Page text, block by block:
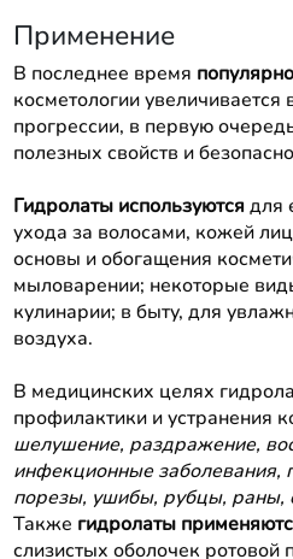
Применение
В последнее время
косметологии увеличивается
прогрессии, в первую
полезных свойств и
Гидролаты используютсядля
ухода за волосами, кожей
основы и обогащения
мыловарении; некоторые
кулинарии; в быту, для
воздуха.
В медицинских целях
профилактики и устранения
шелушение, раздражение,
инфекционные заболевания,
порезы, ушибы, рубцы, раны,
Также гидролаты
слизистых оболочек ротовой